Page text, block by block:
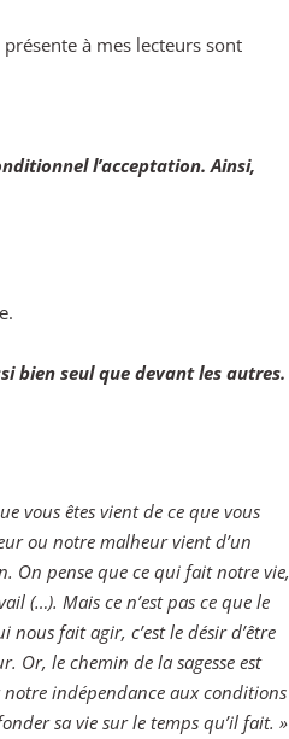
présente à mes lecteurs sont
l’acceptation. Ainsi,
bien seul que devant les autres.
vous êtes vient de ce que vous
ou notre malheur vient d’un
On pense que ce qui fait notre vie,
(…). Mais ce n’est pas ce que le
fait agir, c’est le désir d’être
Or, le chemin de la sagesse est
notre indépendance aux conditions
sa vie sur le temps qu’il fait. »